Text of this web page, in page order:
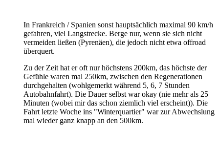
In Frankreich / Spanien sonst hauptsächlich maximal 90 km/h
gefahren, viel Langstrecke. Berge nur, wenn sie sich nicht
vermeiden ließen (Pyrenäen), die jedoch nicht etwa offroad
überquert.
Zu der Zeit hat er oft nur höchstens 200km, das höchste der
Gefühle waren mal 250km, zwischen den Regenerationen
durchgehalten (wohlgemerkt während 5, 6, 7 Stunden
Autobahnfahrt). Die Dauer selbst war okay (nie mehr als 25
Minuten (wobei mir das schon ziemlich viel erscheint)). Die
Fahrt letzte Woche ins "Winterquartier" war zur Abwechslung
mal wieder ganz knapp an den 500km.